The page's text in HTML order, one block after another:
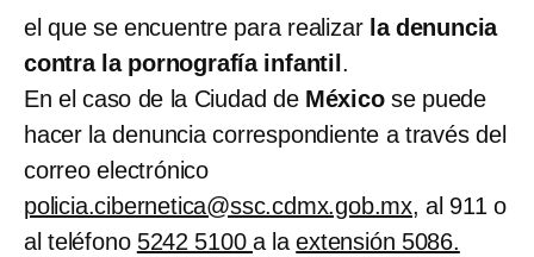
el que se encuentre para realizar la denuncia
contra la pornografía infantil .
En el caso de la Ciudad de Méxicose puede
hacer la denuncia correspondiente a través del
correo electrónico
policia.cibernetica@ssc.cdmx.gob.mx, al 911 o
al teléfono 5242 5100a laextensión 5086.